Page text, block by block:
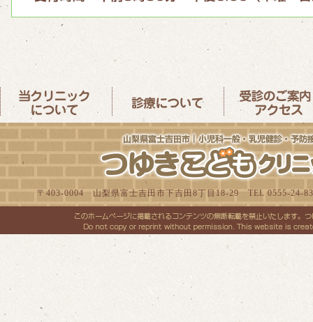
〒403-0004 山梨県富士吉田市下吉田8丁目18-29 TEL 0555-24-